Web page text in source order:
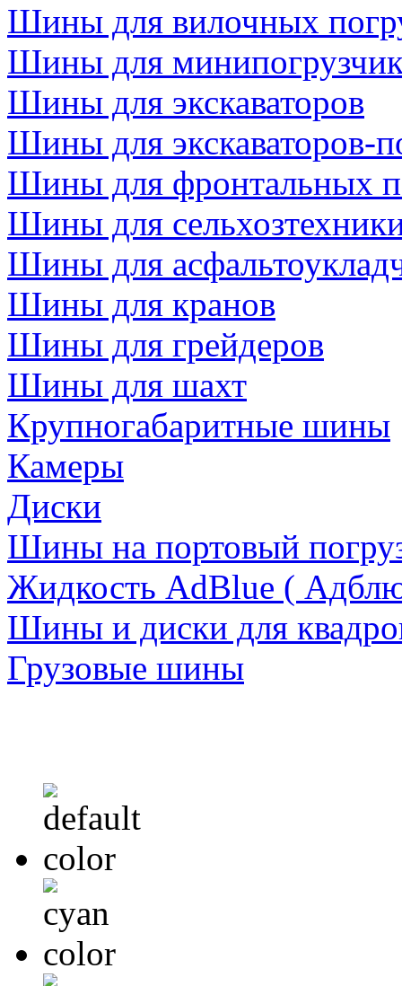
Шины для вилочных
Шины для
Шины для экскаваторов
Шины для экскаваторов-
Шины для фронтальных
Шины для
Шины для
Шины для кранов
Шины для грейдеров
Шины для шахт
Крупногабаритные шины
Камеры
Диски
Шины на портовый
Жидкость AdBlue (
Шины и диски для
Грузовые шины